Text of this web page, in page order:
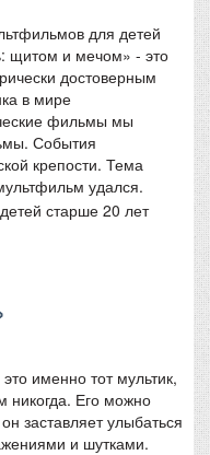
для детей
щитом и мечом» - это
достоверным
в мире
фильмы мы
События
крепости. Тема
удался.
именно тот мультик,
никогда. Его можно
заставляет улыбаться
и шутками.